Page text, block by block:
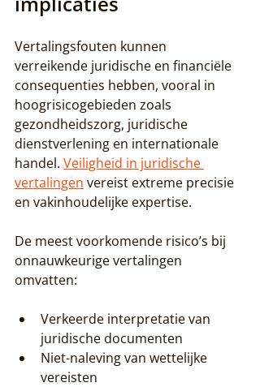
Vertalingsfouten kunnen
verreikende juridische en financiële
consequenties hebben, vooral in
hoogrisicogebieden zoals
gezondheidszorg, juridische
dienstverlening en internationale
handel. Veiligheid in juridische
vertalingen vereist extreme precisie
en vakinhoudelijke expertise.
De meest voorkomende risico’s bij
onnauwkeurige vertalingen
omvatten:
Verkeerde interpretatie van
juridische documenten
Niet-naleving van wettelijke
vereisten